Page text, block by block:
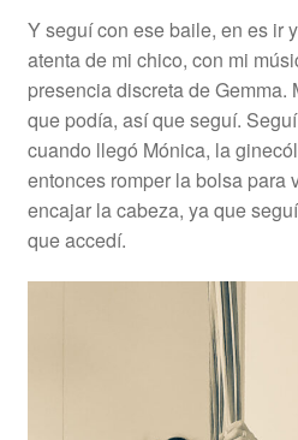
Y seguí con ese baile, en es ir
atenta de mi chico, con mi
presencia discreta de Gemma.
que podía, así que seguí.
cuando llegó Mónica, la
entonces romper la bolsa para
encajar la cabeza, ya que
que accedí.